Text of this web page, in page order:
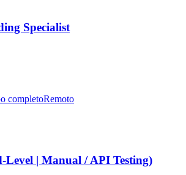
Specialist
completoRemoto
Level | Manual / API Testing)